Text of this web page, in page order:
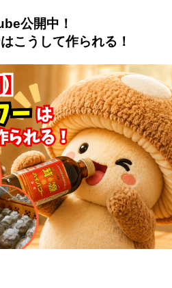
公開中！
こうして作られる！